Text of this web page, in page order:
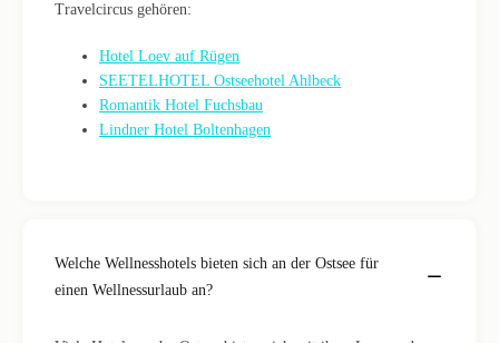
Travelcircus gehören:
Hotel Loev auf Rügen
SEETELHOTEL Ostseehotel Ahlbeck
Romantik Hotel Fuchsbau
Lindner Hotel Boltenhagen
Welche Wellnesshotels bieten sich an der Ostsee für
einen Wellnessurlaub an?